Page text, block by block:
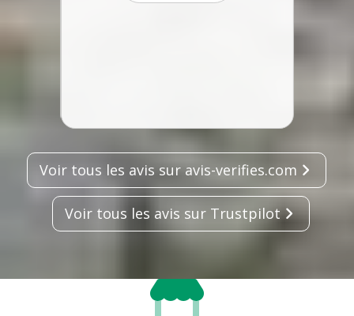
Voir tous les avis sur avis-verifies.com
Voir tous les avis sur Trustpilot